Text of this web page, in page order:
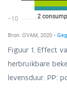
Figuur 1. Effect
herbruikbare
levensduur. PP: